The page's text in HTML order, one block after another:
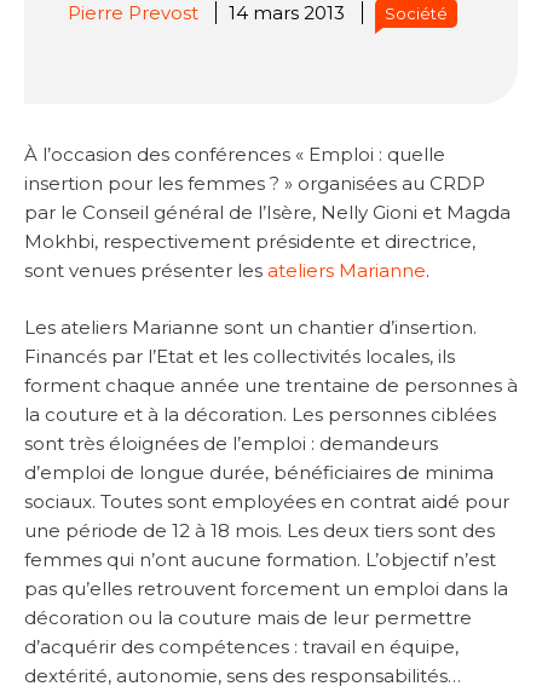
Pierre Prevost 14 mars 2013 Société
À l’occasion des conférences « Emploi : quelle
insertion pour les femmes ? » organisées au CRDP
par le Conseil général de l’Isère, Nelly Gioni et Magda
Mokhbi, respectivement présidente et directrice,
sont venues présenter les ateliers Marianne.
Les ateliers Marianne sont un chantier d’insertion.
Financés par l’Etat et les collectivités locales, ils
forment chaque année une trentaine de personnes à
la couture et à la décoration. Les personnes ciblées
sont très éloignées de l’emploi : demandeurs
d’emploi de longue durée, bénéficiaires de minima
sociaux. Toutes sont employées en contrat aidé pour
une période de 12 à 18 mois. Les deux tiers sont des
femmes qui n’ont aucune formation. L’objectif n’est
pas qu’elles retrouvent forcement un emploi dans la
décoration ou la couture mais de leur permettre
d’acquérir des compétences : travail en équipe,
dextérité, autonomie, sens des responsabilités…